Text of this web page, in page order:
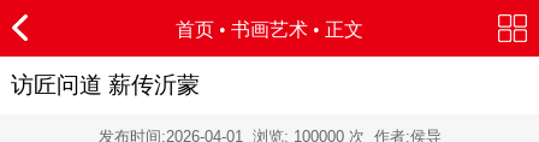
首页 • 书画艺术 • 正文
访匠问道 薪传沂蒙
发布时间:2026-04-01 浏览: 100000 次 作者:侯导